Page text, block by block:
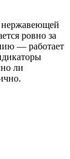
нержавеющей
ровно за
— работает
ли